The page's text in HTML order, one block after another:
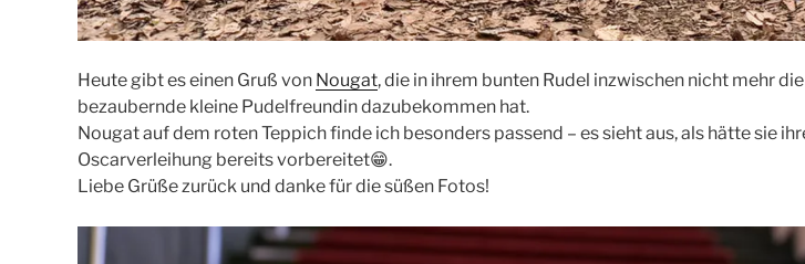
Heute gibt es einen Gruß von Nougat, die in ihrem bunten Rudel inzwischen nicht mehr
bezaubernde kleine Pudelfreundin dazubekommen hat.
Nougat auf dem roten Teppich finde ich besonders passend – es sieht aus, als hätte sie
Oscarverleihung bereits vorbereitet😁.
Liebe Grüße zurück und danke für die süßen Fotos!